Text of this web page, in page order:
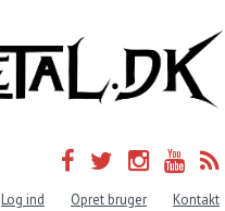
Log ind Opret bruger Kontakt